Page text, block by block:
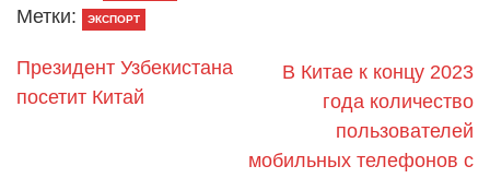
Метки: ЭКСПОРТ
Президент Узбекистана
посетит Китай
В Китае к концу 2023
года количество
пользователей
мобильных телефонов с